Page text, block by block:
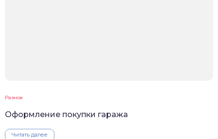
Разное
Оформление покупки гаража
Читать далее